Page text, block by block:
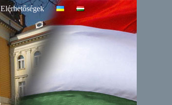
Elérhetőségek